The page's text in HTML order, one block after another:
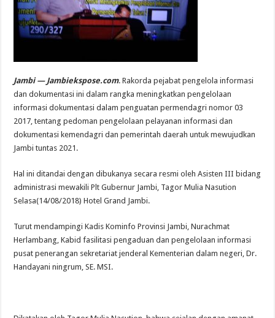
Jambi — Jambiekspose.com. Rakorda pejabat pengelola informasi
dan dokumentasi ini dalam rangka meningkatkan pengelolaan
informasi dokumentasi dalam penguatan permendagri nomor 03
2017, tentang pedoman pengelolaan pelayanan informasi dan
dokumentasi kemendagri dan pemerintah daerah untuk mewujudkan
Jambi tuntas 2021.
Hal ini ditandai dengan dibukanya secara resmi oleh Asisten III bidang
administrasi mewakili Plt Gubernur Jambi, Tagor Mulia Nasution
Selasa(14/08/2018) Hotel Grand Jambi.
Turut mendampingi Kadis Kominfo Provinsi Jambi, Nurachmat
Herlambang, Kabid fasilitasi pengaduan dan pengelolaan informasi
pusat penerangan sekretariat jenderal Kementerian dalam negeri, Dr.
Handayani ningrum, SE. MSI.